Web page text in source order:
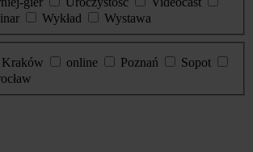
Wykład
Wystawa
Kraków online Poznań
Sopot